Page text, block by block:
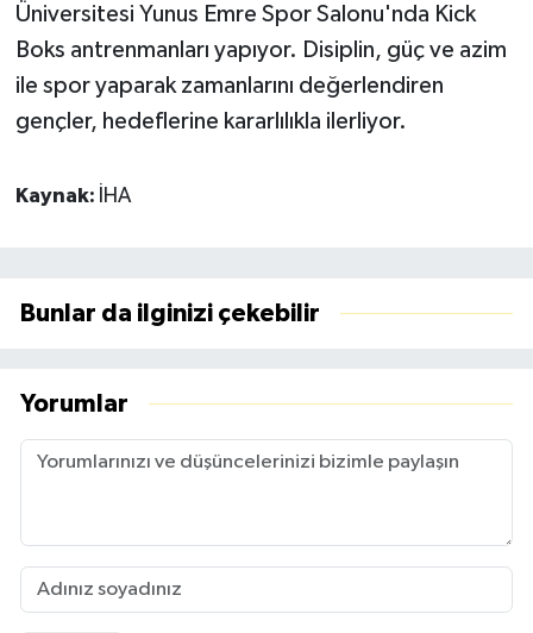
Üniversitesi Yunus Emre Spor Salonu'nda Kick
Boks antrenmanları yapıyor. Disiplin, güç ve azim
ile spor yaparak zamanlarını değerlendiren
gençler, hedeflerine kararlılıkla ilerliyor.
Kaynak: İHA
Bunlar da ilginizi çekebilir
Yorumlar
Yaşam
Yurttan